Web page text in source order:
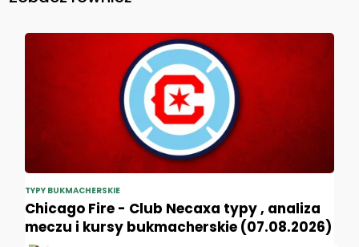
TYPY BUKMACHERSKIE
Chicago Fire - Club Necaxa typy , analiza
meczu i kursy bukmacherskie (07.08.2026)